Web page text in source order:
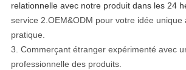
relationnelle avec notre produit dans les 24
service 2.OEM&ODM pour votre idée unique
pratique.
3. Commerçant étranger expérimenté avec
professionnelle des produits.